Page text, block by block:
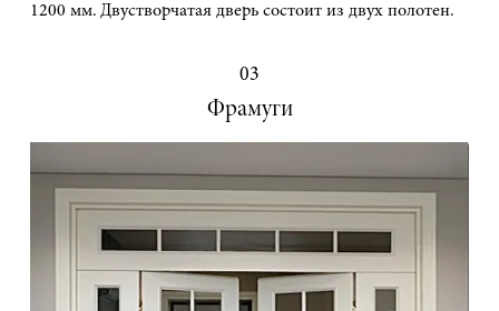
1200 мм. Двустворчатая дверь состоит из двух полотен.
03
Фрамуги